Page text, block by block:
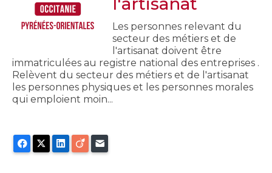
Les personnes relevant du
secteur des métiers et de
l'artisanat doivent être
immatriculées au registre national des entreprises .
Relèvent du secteur des métiers et de l'artisanat
les personnes physiques et les personnes morales
qui emploient moin...
Facebook LinkedIn
Viadeo